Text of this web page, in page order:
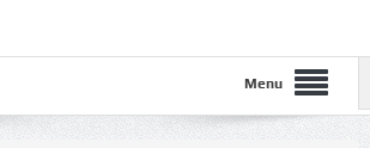
Menu